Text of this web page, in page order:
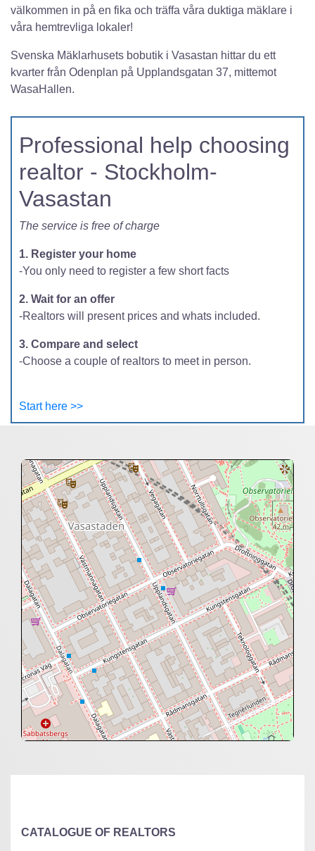
välkommen in på en fika och träffa våra duktiga mäklare i
våra hemtrevliga lokaler!
Svenska Mäklarhusets bobutik i Vasastan hittar du ett
kvarter från Odenplan på Upplandsgatan 37, mittemot
WasaHallen.
Professional help choosing
realtor - Stockholm-
Vasastan
The service is free of charge
1. Register your home
-You only need to register a few short facts
2. Wait for an offer
-Realtors will present prices and whats included.
3. Compare and select
-Choose a couple of realtors to meet in person.
Start here >>
CATALOGUE OF REALTORS